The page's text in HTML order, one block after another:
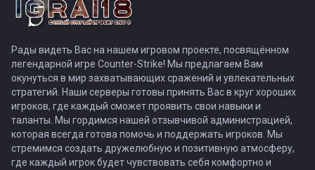
Рады видеть Вас на нашем игровом проекте, посвящённом
легендарной игре Counter-Strike! Мы предлагаем Вам
окунуться в мир захватывающих сражений и увлекательных
стратегий. Наши серверы готовы принять Вас в круг хороших
игроков, где каждый сможет проявить свои навыки и
таланты. Мы гордимся нашей отзывчивой администрацией,
которая всегда готова помочь и поддержать игроков. Мы
стремимся создать дружелюбную и позитивную атмосферу,
где каждый игрок будет чувствовать себя комфортно и